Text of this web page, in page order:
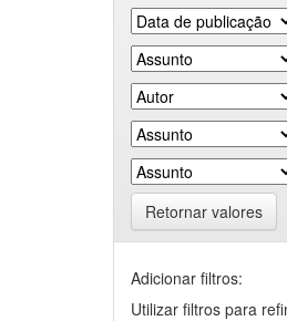
Retornar valores
Adicionar filtros:
Utilizar filtros para